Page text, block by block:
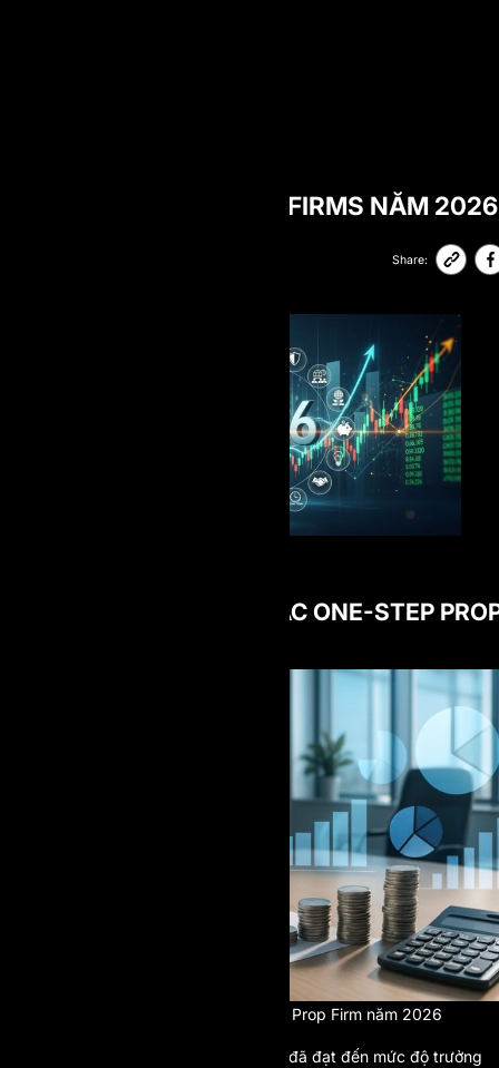
TOP ONE-STEP PROP FIRMS NĂM 2026
Share:
SỰ PHÁT TRIỂN CỦA CÁC ONE-STEP
Sự trỗi dậy của các One-Step Prop Firm năm 2026
Đến năm 2026, ngành prop trading đã đạt đến mức độ trưởng